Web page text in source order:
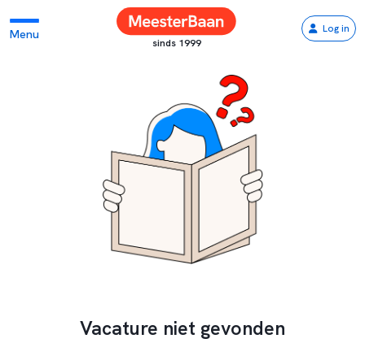
Menu
sinds 1999
Log in
Vacature niet gevonden